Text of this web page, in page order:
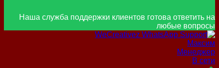
Наша служба поддержки клиентов готова ответить на
любые вопросы
Максим
Менеджер
В сети